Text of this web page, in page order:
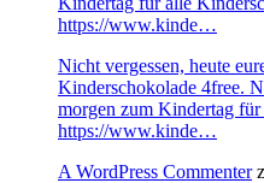
https://www.kinde…
Nicht vergessen, heute
Kinderschokolade 4free.
morgen zum Kindertag
https://www.kinde…
A WordPress Commenter